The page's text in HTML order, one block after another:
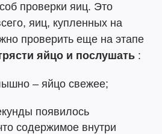
проверки яиц. Это
яиц, купленных на
проверить еще на этапе
яйцо и послушать :
– яйцо свежее;
появилось
содержимое внутри